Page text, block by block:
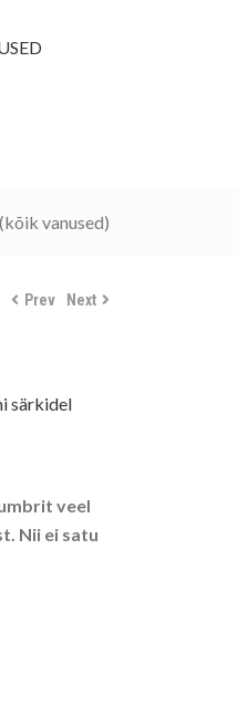
vanused)
Prev Next
särkidel
veel
Nii ei satu